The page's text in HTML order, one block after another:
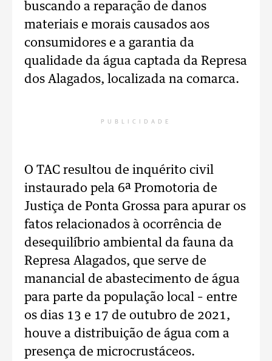
buscando a reparação de danos
materiais e morais causados aos
consumidores e a garantia da
qualidade da água captada da Represa
dos Alagados, localizada na comarca.
PUBLICIDADE
O TAC resultou de inquérito civil
instaurado pela 6ª Promotoria de
Justiça de Ponta Grossa para apurar os
fatos relacionados à ocorrência de
desequilíbrio ambiental da fauna da
Represa Alagados, que serve de
manancial de abastecimento de água
para parte da população local – entre
os dias 13 e 17 de outubro de 2021,
houve a distribuição de água com a
presença de microcrustáceos.